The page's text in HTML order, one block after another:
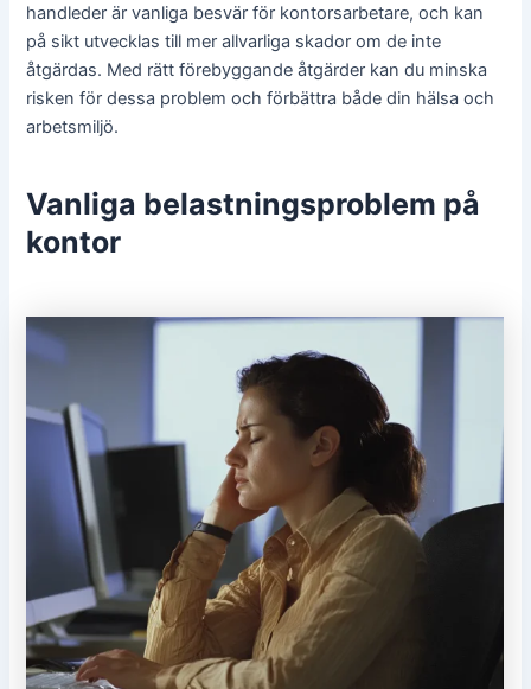
handleder är vanliga besvär för kontorsarbetare, och kan
på sikt utvecklas till mer allvarliga skador om de inte
åtgärdas. Med rätt förebyggande åtgärder kan du minska
risken för dessa problem och förbättra både din hälsa och
arbetsmiljö.
Vanliga belastningsproblem på
kontor